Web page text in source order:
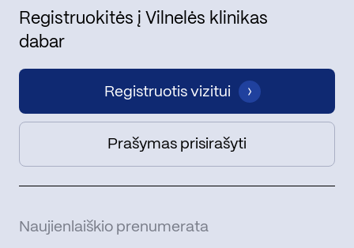
Registruokitės į Vilnelės klinikas
dabar
Registruotis vizitui
Prašymas prisirašyti
Naujienlaiškio prenumerata